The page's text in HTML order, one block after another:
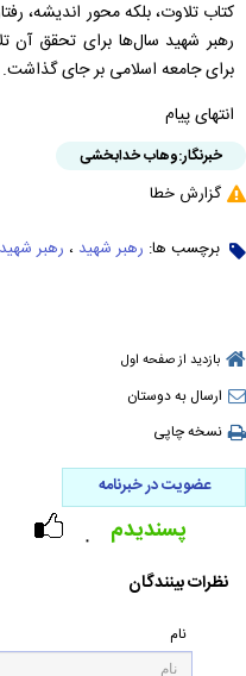
کتاب تلاوت، بلکه محور اندیشه،
رهبر شهید سال‌ها برای تحقق آن
برای جامعه اسلامی بر جای گذاشت.
انتهای پیام
خبرنگار:وهاب خدابخشی
گزارش خطا
برچسب ها: رهبر شهید ، رهبر
بازدید از صفحه اول
ارسال به دوستان
نسخه چاپی
عضویت در خبرنامه
۰ پسندیدم
نظرات بینندگان
نام